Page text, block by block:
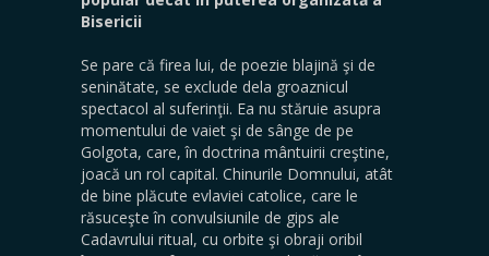
Bisericii
Se pare că firea lui, de poezie blajină şi de
seninătate, se exclude dela groaznicul
spectacol al suferinţii. Ea nu stăruie asupra
momentului de vaiet şi de sânge de pe
Golgota, care, în doctrina mântuirii creştine,
joacă un rol capital. Chinurile Domnului, atât
de bine plăcute evlaviei catolice, care le
răsuceşte în convulsiunile de gips ale
Cadavrului ritual, cu orbite şi obraji oribil